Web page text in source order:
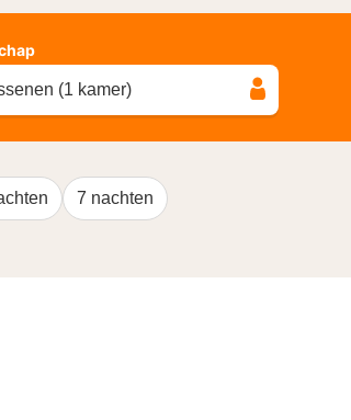
(1 kamer)
7 nachten